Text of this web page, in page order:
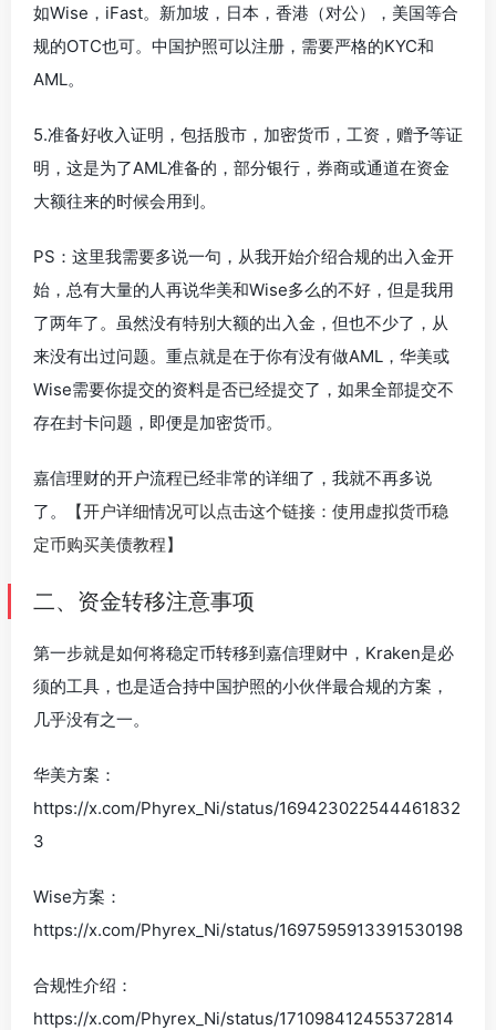
如Wise，iFast。新加坡，日本，香港（对公），美国等合
规的OTC也可。中国护照可以注册，需要严格的KYC和
AML。
5.准备好收入证明，包括股市，加密货币，工资，赠予等证
明，这是为了AML准备的，部分银行，券商或通道在资金
大额往来的时候会用到。
PS：这里我需要多说一句，从我开始介绍合规的出入金开
始，总有大量的人再说华美和Wise多么的不好，但是我用
了两年了。虽然没有特别大额的出入金，但也不少了，从
来没有出过问题。重点就是在于你有没有做AML，华美或
Wise需要你提交的资料是否已经提交了，如果全部提交不
存在封卡问题，即便是加密货币。
嘉信理财的开户流程已经非常的详细了，我就不再多说
了。
【开户详细情况可以点击这个链接：使用虚拟货币稳
定币购买美债教程】
二、资金转移注意事项
第一步就是如何将稳定币转移到嘉信理财中，Kraken是必
须的工具，也是适合持中国护照的小伙伴最合规的方案，
几乎没有之一。
华美方案：
https://x.com/Phyrex_Ni/status/169423022544461832
3
Wise方案：
https://x.com/Phyrex_Ni/status/1697595913391530198
合规性介绍：
https://x.com/Phyrex_Ni/status/171098412455372814